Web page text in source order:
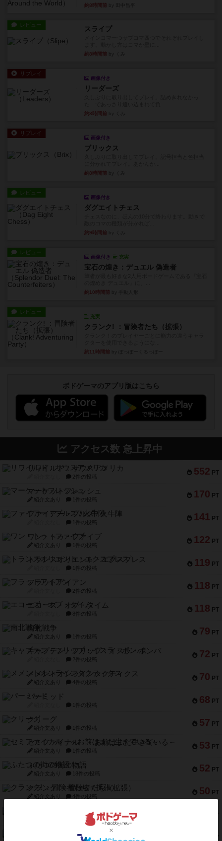
約8時間前
レビュー スライプ
約8時間前
リプレイ
画像付き
リーダーズ
約8時間前
リプレイ
画像付き
ブリックス
約8時間前
レビュー
画像付き
ダグエイトチェス
約9時間前
レビュー
画像付き 充実
宝石の煌き：デュエル 偽造者
約10時間前
レビュー
充実
クランク! ：冒険者たち（拡張）
約11時間前
ボドゲーマのアプリ版はこちら
アクセス数 急上昇中
552 PT
リワイルド：サウスアメリカ
2件の投稿
170 PT
マーケットフレッシュ
紹介文あり 1件の投稿
141 PT
ファイアー・ブルズ / 火牛陣
1件の投稿
122 PT
ワン・トゥ・ファイブ
紹介文あり 1件の投稿
119 PT
トランスオリエント・エクスプレス
1件の投稿
118 PT
フラットアイアン
2件の投稿
118 PT
エコーズ・オブ・タイム
8件の投稿
79 PT
南北戦争
紹介文あり 1件の投稿
72 PT
キャプテン・フリップ：イスラ・ボンバ
2件の投稿
70 PT
メメントオンラインタクティクス
紹介文あり 4件の投稿
68 PT
パーミッド
1件の投稿
57 PT
クリーグ
紹介文あり 1件の投稿
53 PT
セミファイナル ～お前はまだ生きている～
紹介文あり 1件の投稿
52 PT
ふたつの街の物語
紹介文あり 18件の投稿
50 PT
クランク! ：冒険者たち（拡張）
紹介文あり 4件の投稿
PT
1件の投稿
PT
スターマイン・ラミー ポケット